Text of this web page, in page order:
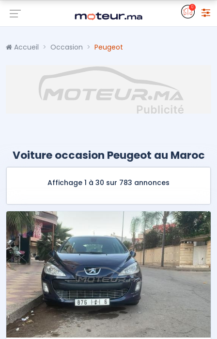
0
Accueil Occasion Peugeot
Voiture occasion Peugeot au Maroc
Affichage 1 à 30 sur 783 annonces